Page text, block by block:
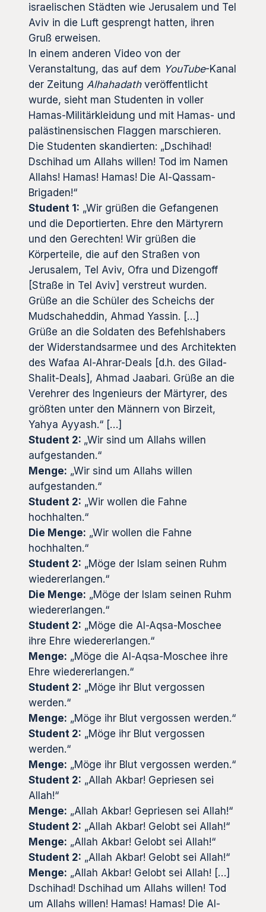
israelischen Städten wie Jerusalem und Tel
Aviv in die Luft gesprengt hatten, ihren
Gruß erweisen.
In einem anderen Video von der
Veranstaltung, das auf dem YouTube-Kanal
der Zeitung Alhahadathveröffentlicht
wurde, sieht man Studenten in voller
Hamas-Militärkleidung und mit Hamas- und
palästinensischen Flaggen marschieren.
Die Studenten skandierten: „Dschihad!
Dschihad um Allahs willen! Tod im Namen
Allahs! Hamas! Hamas! Die Al-Qassam-
Brigaden!“
Student 1: „Wir grüßen die Gefangenen
und die Deportierten. Ehre den Märtyrern
und den Gerechten! Wir grüßen die
Körperteile, die auf den Straßen von
Jerusalem, Tel Aviv, Ofra und Dizengoff
[Straße in Tel Aviv] verstreut wurden.
Grüße an die Schüler des Scheichs der
Mudschaheddin, Ahmad Yassin. […]
Grüße an die Soldaten des Befehlshabers
der Widerstandsarmee und des Architekten
des Wafaa Al-Ahrar-Deals [d.h. des Gilad-
Shalit-Deals], Ahmad Jaabari. Grüße an die
Verehrer des Ingenieurs der Märtyrer, des
größten unter den Männern von Birzeit,
Yahya Ayyash.“ […]
Student 2: „Wir sind um Allahs willen
aufgestanden.“
Menge: „Wir sind um Allahs willen
aufgestanden.“
Student 2: „Wir wollen die Fahne
hochhalten.“
Die Menge: „Wir wollen die Fahne
hochhalten.“
Student 2: „Möge der Islam seinen Ruhm
wiedererlangen.“
Die Menge: „Möge der Islam seinen Ruhm
wiedererlangen.“
Student 2: „Möge die Al-Aqsa-Moschee
ihre Ehre wiedererlangen.“
Menge: „Möge die Al-Aqsa-Moschee ihre
Ehre wiedererlangen.“
Student 2: „Möge ihr Blut vergossen
werden.“
Menge: „Möge ihr Blut vergossen werden.“
Student 2: „Möge ihr Blut vergossen
werden.“
Menge: „Möge ihr Blut vergossen werden.“
Student 2: „Allah Akbar! Gepriesen sei
Allah!“
Menge: „Allah Akbar! Gepriesen sei Allah!“
Student 2: „Allah Akbar! Gelobt sei Allah!“
Menge: „Allah Akbar! Gelobt sei Allah!“
Student 2: „Allah Akbar! Gelobt sei Allah!“
Menge: „Allah Akbar! Gelobt sei Allah! […]
Dschihad! Dschihad um Allahs willen! Tod
um Allahs willen! Hamas! Hamas! Die Al-